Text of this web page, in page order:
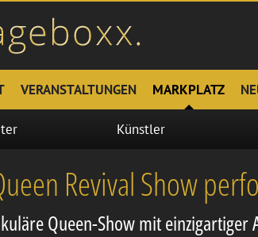
VERANSTALTUNGEN MARKPLATZ
Künstler
Revival Show
Queen-Show mit